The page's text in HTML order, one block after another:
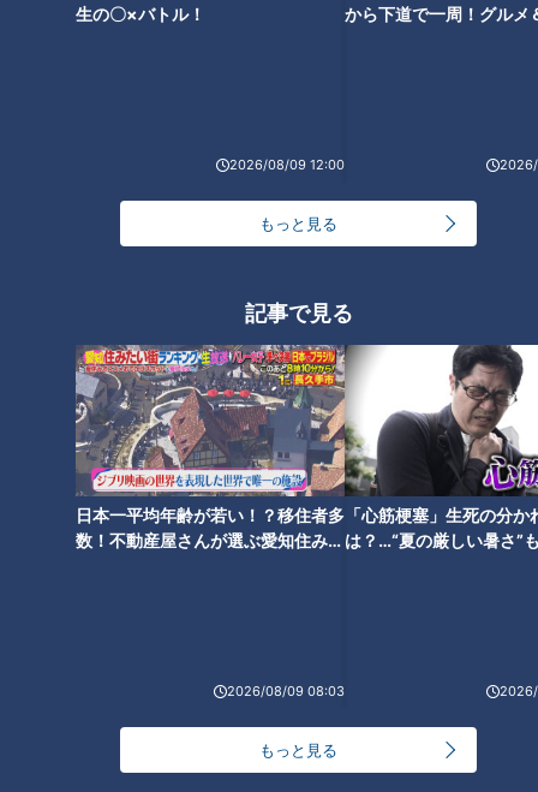
生の〇×バトル！
2026/08/09 12:00
から下道で一周！グルメ
もっと見る
記事で見る
日本一平均年齢が若い！？移住者多
数！不動産屋さんが選ぶ愛知住みた
2026/08/09 08:03
「心筋梗塞」生死の分か
は？…“夏の厳しい暑さ”
もっと見る
ラーメン数珠つなぎ第一弾！二
郎系初心者にも優しい人気店
「笑顔の為に」
味仙・台湾ラーメンの２つの調
理法を食べ比べ！～大竹敏之の
シン・名古屋めし